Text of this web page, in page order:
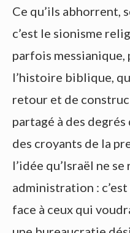
Ce qu’ils abhorrent,
c’est le sionisme
parfois
l’histoire biblique,
retour et de
partagé à des
des croyants de la
l’idée qu’Israël ne
administration :
face à ceux qui